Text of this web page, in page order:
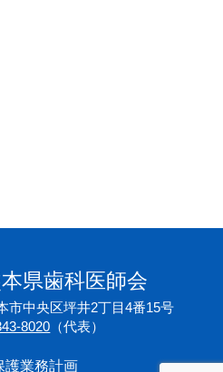
県歯科医師会
市中央区坪井2丁目4番15号
8020 （代表）
護業務計画